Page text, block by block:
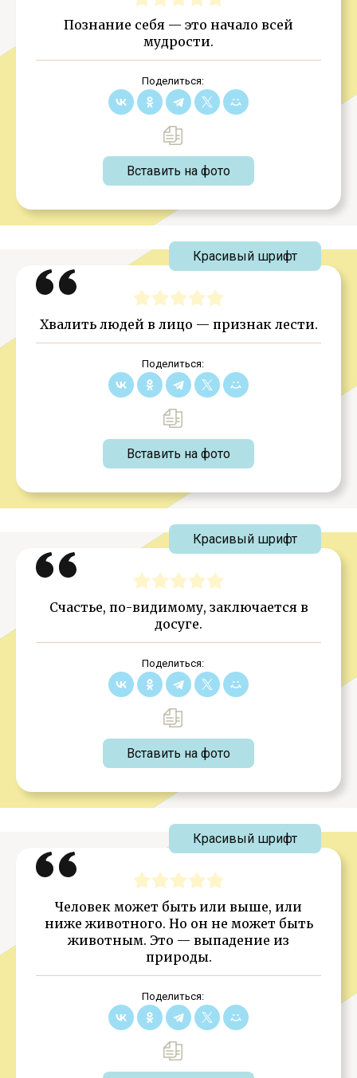
Познание себя — это начало всей
мудрости.
Поделиться:
Вставить на фото
Хвалить людей в лицо — признак лести.
Поделиться:
Вставить на фото
Красивый шрифт
Счастье, по-видимому, заключается в
досуге.
Поделиться:
Вставить на фото
Красивый шрифт
Человек может быть или выше, или
ниже животного. Но он не может быть
животным. Это — выпадение из
природы.
Поделиться:
Красивый шрифт